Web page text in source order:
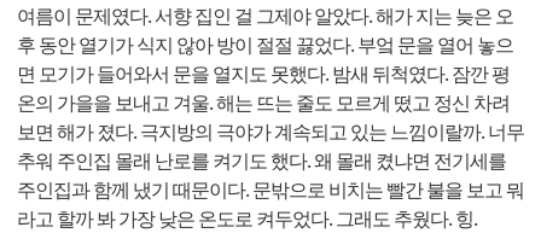
여름이 문제였다. 서향 집인 걸 그제야 알았다. 해가 지는 늦은 오
후 동안 열기가 식지 않아 방이 절절 끓었다. 부엌 문을 열어 놓으
면 모기가 들어와서 문을 열지도 못했다. 밤새 뒤척였다. 잠깐 평
온의 가을을 보내고 겨울. 해는 뜨는 줄도 모르게 떴고 정신 차려
보면 해가 졌다. 극지방의 극야가 계속되고 있는 느낌이랄까. 너무
추워 주인집 몰래 난로를 켜기도 했다. 왜 몰래 켰냐면 전기세를
주인집과 함께 냈기 때문이다. 문밖으로 비치는 빨간 불을 보고 뭐
라고 할까 봐 가장 낮은 온도로 켜두었다. 그래도 추웠다. 힝.